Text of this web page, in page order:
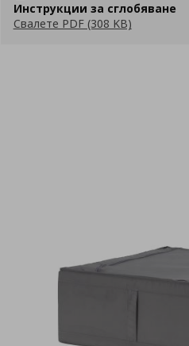
Инструкции за сглобяване
Свалете PDF (308 KB)